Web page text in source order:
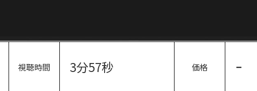
視聴時間 3分57秒 価格 -